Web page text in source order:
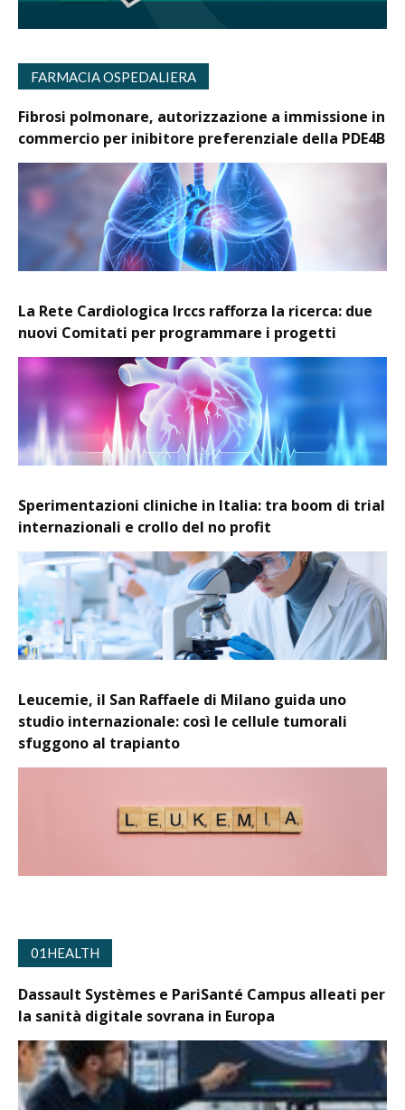
FARMACIA OSPEDALIERA
Fibrosi polmonare, autorizzazione a immissione in
commercio per inibitore preferenziale della PDE4B
La Rete Cardiologica Irccs rafforza la ricerca: due
nuovi Comitati per programmare i progetti
Sperimentazioni cliniche in Italia: tra boom di trial
internazionali e crollo del no profit
Leucemie, il San Raffaele di Milano guida uno
studio internazionale: così le cellule tumorali
sfuggono al trapianto
01HEALTH
Dassault Systèmes e PariSanté Campus alleati per
la sanità digitale sovrana in Europa